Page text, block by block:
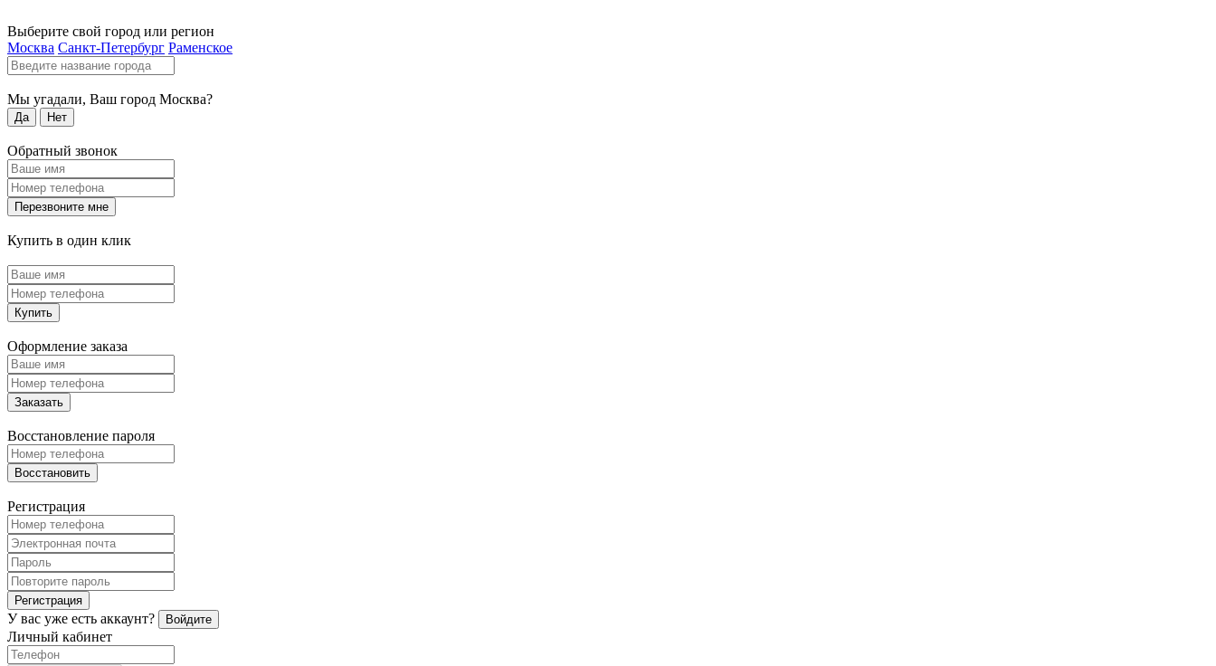
Выберите свой город или регион
Москва Санкт-Петербург Раменское
Мы угадали, Ваш город Москва?
Да Нет
Обратный звонок
Перезвоните мне
Купить в один клик
Купить
Оформление заказа
Заказать
Восстановление пароля
Восстановить
Регистрация
Регистрация
У вас уже есть аккаунт? Войдите
Личный кабинет